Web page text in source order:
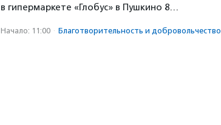
в гипермаркете «Глобус» в Пушкино 8…
Начало: 11:00 · Благотвори­тель­ность и доброволь­чест­во